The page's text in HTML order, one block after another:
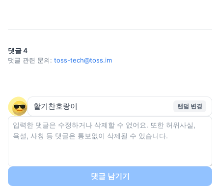
댓글4
댓글 관련 문의: toss-tech@toss.im
랜덤 변경
댓글 남기기